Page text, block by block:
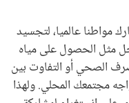
مواطنا عالميا، لتجسيد
مثل الحصول على مياه
الصحي أو التفاوت بين
مجتمعك المحلي. ولهذا